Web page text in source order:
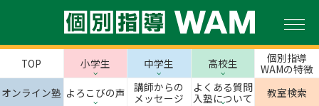
TOP 小学生 中学生 高校生
個別指導
WAMの特徴
オンライン塾 よろこびの声
講師からの
メッセージ
よくある質問
入塾について
教室検索